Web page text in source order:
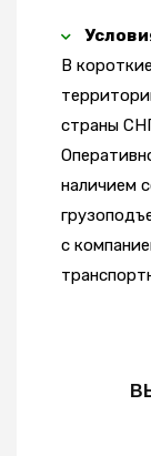
В
страны
наличием
с